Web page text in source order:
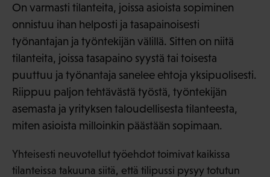
On varmasti tilanteita, joissa asioista sopiminen
onnistuu ihan helposti ja tasapainoisesti
työnantajan ja työntekijän välillä. Sitten on niitä
tilanteita, joissa tasapaino syystä tai toisesta
puuttuu ja työnantaja sanelee ehtoja yksipuolisesti.
Riippuu paljon tehtävästä työstä, työntekijän
asemasta ja yrityksen taloudellisesta tilanteesta,
miten asioista milloinkin päästään sopimaan.
Yhteisesti neuvotellut työehdot toimivat kaikissa
tilanteissa takuuna siitä, että tilipussi pysyy totutun